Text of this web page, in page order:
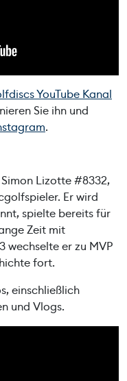
YouTube Kanal
Sie ihn und
.
Lizotte #8332,
Er wird
spielte bereits für
Zeit mit
wechselte er zu MVP
fort.
einschließlich
und Vlogs.